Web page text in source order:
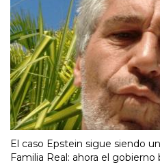
El caso Epstein sigue siendo
Familia Real: ahora el